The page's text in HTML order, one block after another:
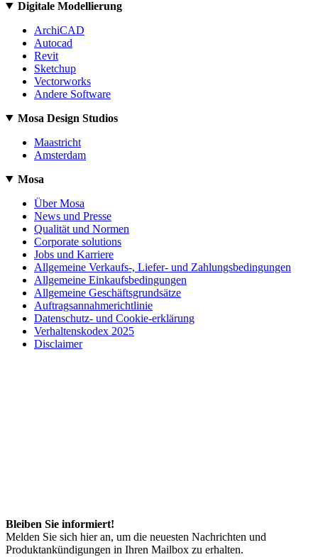
Digitale Modellierung
ArchiCAD
Autocad
Revit
Sketchup
Vectorworks
Andere Software
Mosa Design Studios
Maastricht
Amsterdam
Mosa
Über Mosa
News und Presse
Qualität und Normen
Corporate solutions
Jobs und Karriere
Allgemeine Verkaufs-, Liefer- und Zahlungsbedingungen
Allgemeine Einkaufsbedingungen
Allgemeine Geschäftsgrundsätze
Auftragsannahmerichtlinie
Datenschutz- und Cookie-erklärung
Verhaltenskodex 2025
Disclaimer
Bleiben Sie informiert!
Melden Sie sich hier an, um die neuesten Nachrichten und
Produktankündigungen in Ihren Mailbox zu erhalten.